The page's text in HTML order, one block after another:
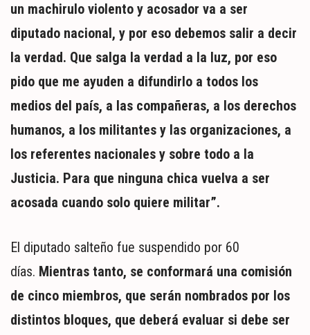
un machirulo violento y acosador va a ser
diputado nacional, y por eso debemos salir a decir
la verdad. Que salga la verdad a la luz, por eso
pido que me ayuden a difundirlo a todos los
medios del país, a las compañeras, a los derechos
humanos, a los militantes y las organizaciones, a
los referentes nacionales y sobre todo a la
Justicia. Para que ninguna chica vuelva a ser
acosada cuando solo quiere militar”.
El diputado salteño fue suspendido por 60
días. Mientras tanto, se conformará una comisión
de cinco miembros, que serán nombrados por los
distintos bloques, que deberá evaluar si debe ser